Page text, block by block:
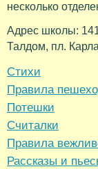
несколько
Адрес школы:
Талдом, пл.
Стихи
Правила
Потешки
Считалки
Правила
Рассказы и